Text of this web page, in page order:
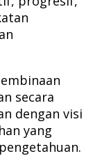
secara
dengan visi
yang